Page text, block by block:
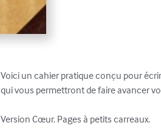
Voici un cahier pratique conçu pour
qui vous permettront de faire avancer
Version Cœur. Pages à petits carreaux.